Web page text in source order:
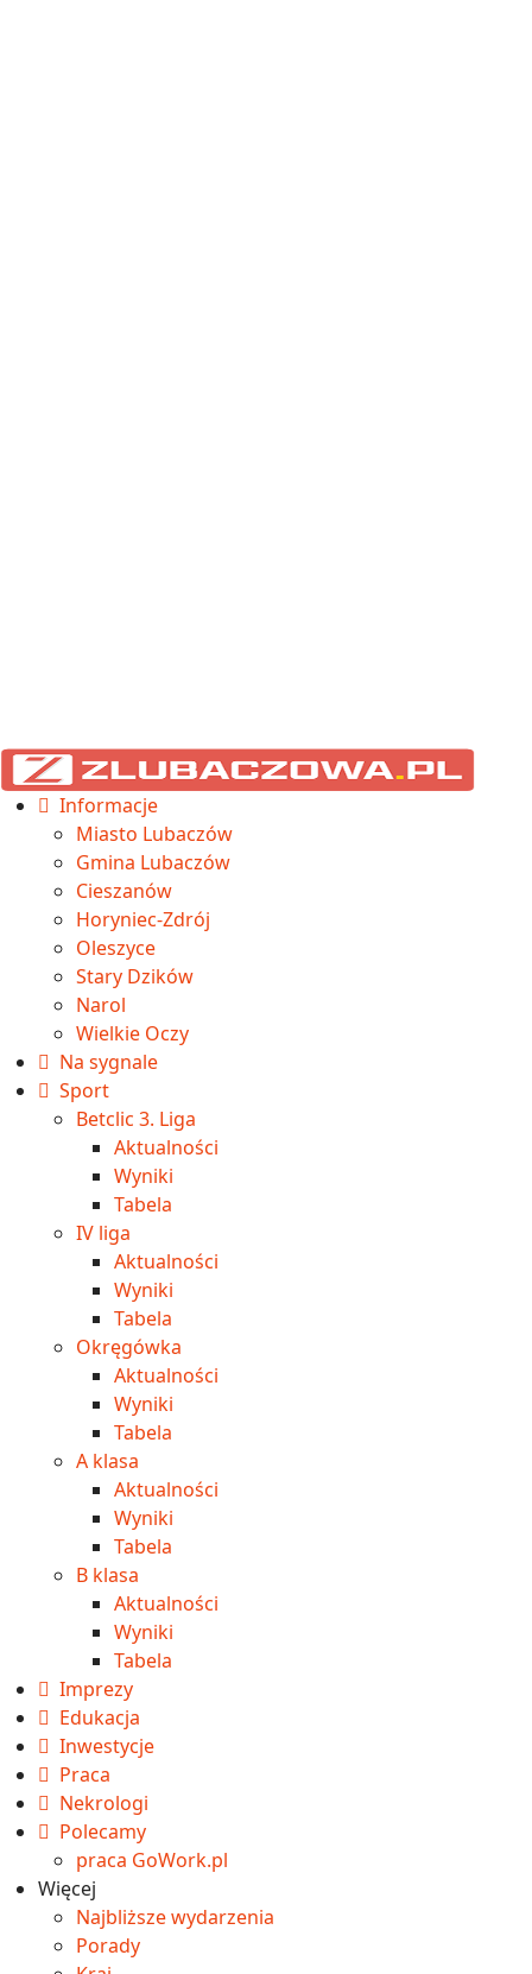
Informacje
Miasto Lubaczów
Gmina Lubaczów
Cieszanów
Horyniec-Zdrój
Oleszyce
Stary Dzików
Narol
Wielkie Oczy
Na sygnale
Sport
Betclic 3. Liga
Aktualności
Wyniki
Tabela
IV liga
Aktualności
Wyniki
Tabela
Okręgówka
Aktualności
Wyniki
Tabela
A klasa
Aktualności
Wyniki
Tabela
B klasa
Aktualności
Wyniki
Tabela
Imprezy
Edukacja
Inwestycje
Praca
Nekrologi
Polecamy
praca GoWork.pl
Więcej
Najbliższe wydarzenia
Porady